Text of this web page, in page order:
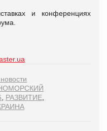
и конференциях
РАЗВИТИЕ